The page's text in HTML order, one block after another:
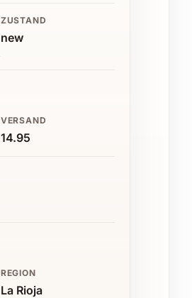
ZUSTAND
new
VERSAND
14.95
REGION
La Rioja